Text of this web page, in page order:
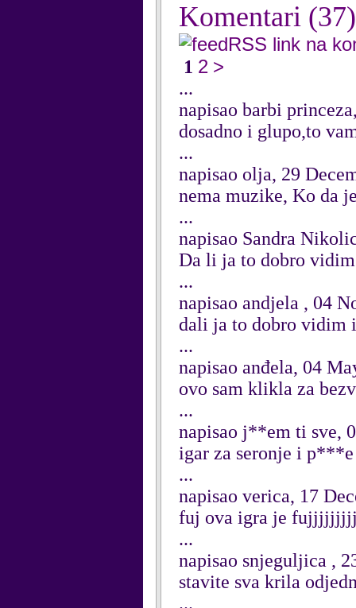
Komentari (37)
RSS link na
1 2 >
...
napisao barbi
dosadno i glupo,to
...
napisao olja, 29
nema muzike, Ko da
...
napisao Sandra
Da li ja to dobro
...
napisao andjela , 04
dali ja to dobro vidim
...
napisao anđela, 04
ovo sam klikla za
...
napisao j**em ti sve,
igar za seronje i p***e
...
napisao verica, 17
fuj ova igra je
...
napisao snjeguljica ,
stavite sva krila
...